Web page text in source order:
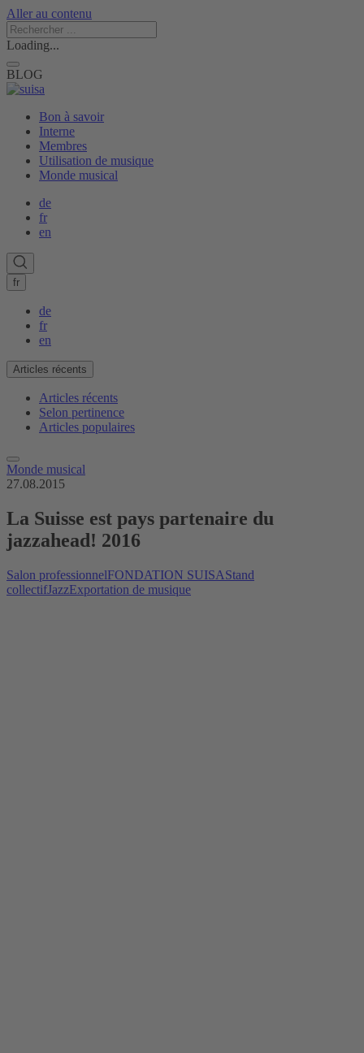
Aller au contenu
Loading...
BLOG
Bon à savoir
Interne
Membres
Utilisation de musique
Monde musical
de
fr
en
fr
de
fr
en
Articles récents
Articles récents
Selon pertinence
Articles populaires
Monde musical
27.08.2015
La Suisse est pays partenaire du
jazzahead! 2016
Salon professionnelFONDATION SUISAStand
collectifJazzExportation de musique